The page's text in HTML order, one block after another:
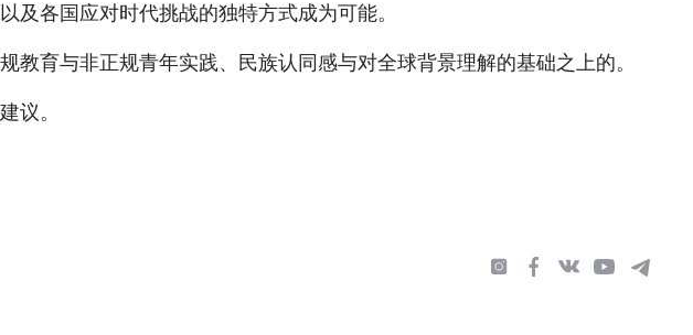
各国应对时代挑战的独特方式成为可能。
育与非正规青年实践、民族认同感与对全球背景理解的基础之上的。
议。